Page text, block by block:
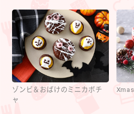
ゾンビ＆おばけのミニカボチ
ャ